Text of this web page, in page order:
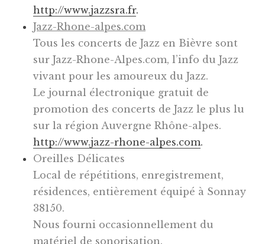
http://www.jazzsra.fr.
Jazz-Rhone-alpes.com
Tous les concerts de Jazz en Bièvre sont
sur Jazz-Rhone-Alpes.com, l’info du Jazz
vivant pour les amoureux du Jazz.
Le journal électronique gratuit de
promotion des concerts de Jazz le plus lu
sur la région Auvergne Rhône-alpes.
http://www.jazz-rhone-alpes.com.
Oreilles Délicates
Local de répétitions, enregistrement,
résidences, entièrement équipé à Sonnay
38150.
Nous fourni occasionnellement du
matériel de sonorisation.